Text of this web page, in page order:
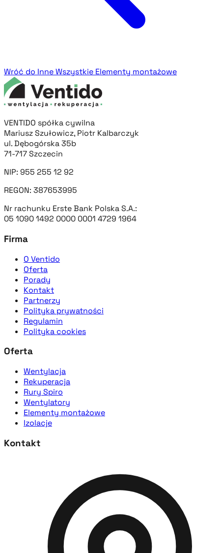
Wróć do InneWszystkie Elementy montażowe
VENTIDO spółka cywilna
Mariusz Szułowicz, Piotr Kalbarczyk
ul. Dębogórska 35b
71-717 Szczecin
NIP: 955 255 12 92
REGON: 387653995
Nr rachunku Erste Bank Polska S.A.:
05 1090 1492 0000 0001 4729 1964
Firma
O Ventido
Oferta
Porady
Kontakt
Partnerzy
Polityka prywatności
Regulamin
Polityka cookies
Oferta
Wentylacja
Rekuperacja
Rury Spiro
Wentylatory
Elementy montażowe
Izolacje
Kontakt